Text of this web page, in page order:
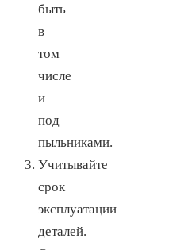
быть
в
том
числе
и
под
пыльниками.
Учитывайте
срок
эксплуатации
деталей.